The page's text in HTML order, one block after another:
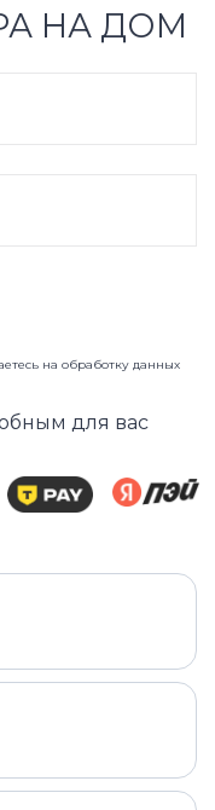
НА ДОМ
на обработку данных
для вас